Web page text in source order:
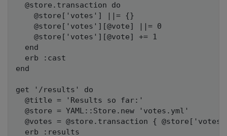
  @store.transaction do
    @store['votes'] ||= {}
    @store['votes'][@vote] ||= 0
    @store['votes'][@vote] += 1
  end
  erb :cast
end
get '/results' do
  @title = 'Results so far:'
  @store = YAML::Store.new 'votes.yml'
@votes = @store.transaction {
  erb :results